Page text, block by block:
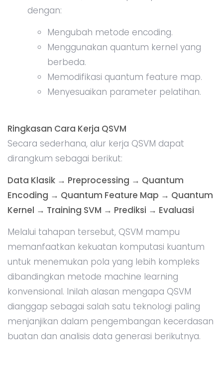
dengan:
Mengubah metode encoding.
Menggunakan quantum kernel yang
berbeda.
Memodifikasi quantum feature map.
Menyesuaikan parameter pelatihan.
Ringkasan Cara Kerja QSVM
Secara sederhana, alur kerja QSVM dapat
dirangkum sebagai berikut:
Data Klasik → Preprocessing → Quantum
Encoding → Quantum Feature Map → Quantum
Kernel → Training SVM → Prediksi → Evaluasi
Melalui tahapan tersebut, QSVM mampu
memanfaatkan kekuatan komputasi kuantum
untuk menemukan pola yang lebih kompleks
dibandingkan metode machine learning
konvensional. Inilah alasan mengapa QSVM
dianggap sebagai salah satu teknologi paling
menjanjikan dalam pengembangan kecerdasan
buatan dan analisis data generasi berikutnya.